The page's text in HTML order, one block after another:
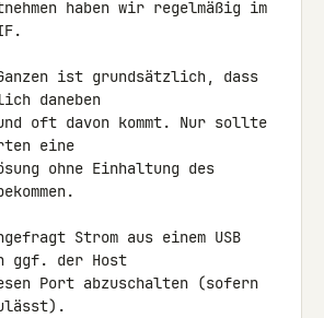
haben wir regelmäßig im
ist grundsätzlich, dass
daneben
und oft davon kommt. Nur sollte
eine
ohne Einhaltung des
Strom aus einem USB
ggf. der Host
Port abzuschalten (sofern